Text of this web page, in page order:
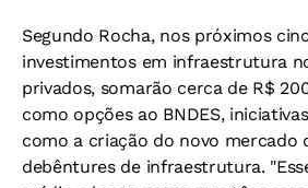
Segundo Rocha, nos próximos
investimentos em infraestrutura
privados, somarão cerca de R$
como opções ao BNDES,
como a criação do novo mercado
debêntures de infraestrutura.